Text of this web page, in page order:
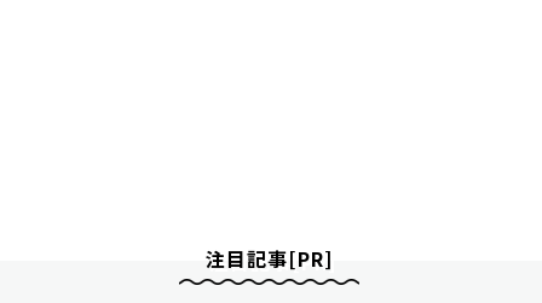
注目記事[PR]